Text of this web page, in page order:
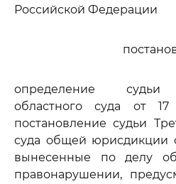
Российской Федерации
определение судьи
областного суда от
постановление судьи
суда общей юрисдикции
вынесенные по делу об
правонарушении,